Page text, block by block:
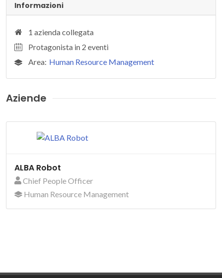
Informazioni
1 azienda collegata
Protagonista in 2 eventi
Area: Human Resource Management
Aziende
ALBA Robot
Chief People Officer
Human Resource Management